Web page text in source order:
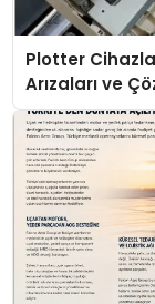
Plotter
Arızaları ve